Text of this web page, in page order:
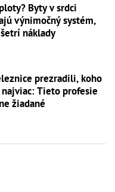
Byty v srdci
výnimočný systém,
náklady
prezradili, koho
Tieto profesie
žiadané